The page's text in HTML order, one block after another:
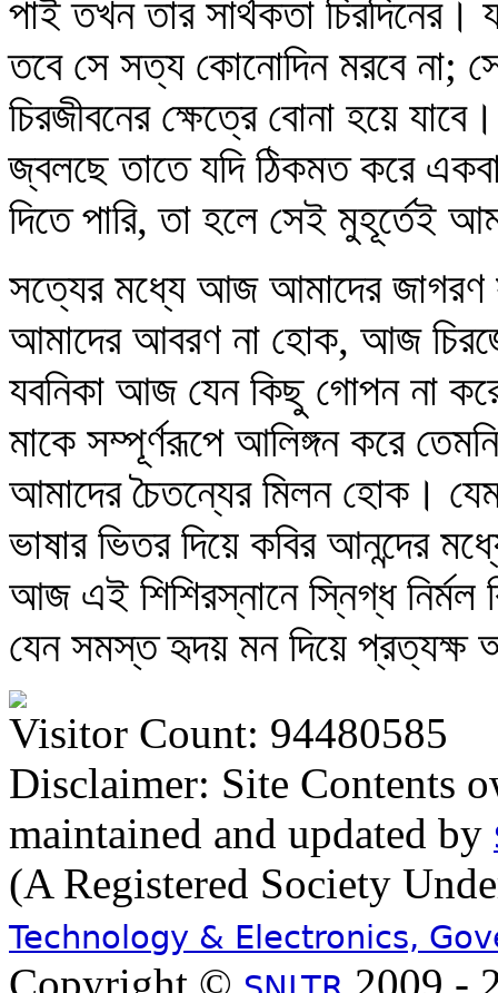
পাই তখন তার সার্থকতা
তবে সে সত্য কোনোদিন মরবে না;
চিরজীবনের ক্ষেত্রে বোনা হয়ে
জ্বলছে তাতে যদি ঠিকমত করে
দিতে পারি, তা হলে সেই মুহূর্তেই
সত্যের মধ্যে আজ আমাদের
আমাদের আবরণ না হোক, আজ
যবনিকা আজ যেন কিছু গোপন না
মাকে সম্পূর্ণরূপে আলিঙ্গন করে
আমাদের চৈতন্যের মিলন হোক।
ভাষার ভিতর দিয়ে কবির আনন্দের
আজ এই শিশিরস্নানে স্নিগ্ধ
যেন সমস্ত হৃদয় মন দিয়ে
Visitor Count: 94480585
Disclaimer: Site Contents
maintained and updated by
(A Registered Society
Technology & Electronics,